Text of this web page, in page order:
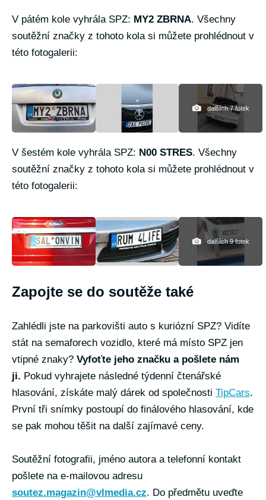
V pátém kole vyhrála SPZ: MY2 ZBRNA. Všechny
soutěžní značky z tohoto kola si můžete prohlédnout v
této fotogalerii:
dalších 7 fotek
V šestém kole vyhrála SPZ: N00 STRES. Všechny
soutěžní značky z tohoto kola si můžete prohlédnout v
této fotogalerii:
dalších 9 fotek
Zapojte se do soutěže také
Zahlédli jste na parkovišti auto s kuriózní SPZ? Vidíte
stát na semaforech vozidlo, které má místo SPZ jen
vtipné znaky? Vyfoťte jeho značku a pošlete nám
ji. Pokud vyhrajete následné týdenní čtenářské
hlasování, získáte malý dárek od společnosti TipCars.
První tři snímky postoupí do finálového hlasování, kde
se pak mohou těšit na další zajímavé ceny.
Soutěžní fotografii, jméno autora a telefonní kontakt
pošlete na e-mailovou adresu
soutez.magazin@vlmedia.cz. Do předmětu uveďte